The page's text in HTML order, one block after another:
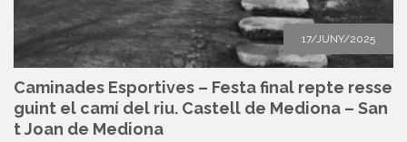
17/JUNY/2025
Caminades Esportives – Festa final repte resse
guint el camí del riu. Castell de Mediona – San
t Joan de Mediona